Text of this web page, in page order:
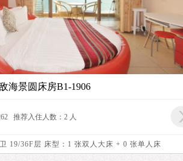
海景圆床房B1-1906
推荐入住人数：2 人
19/36F层 床型：1 张双人大床 + 0 张单人床